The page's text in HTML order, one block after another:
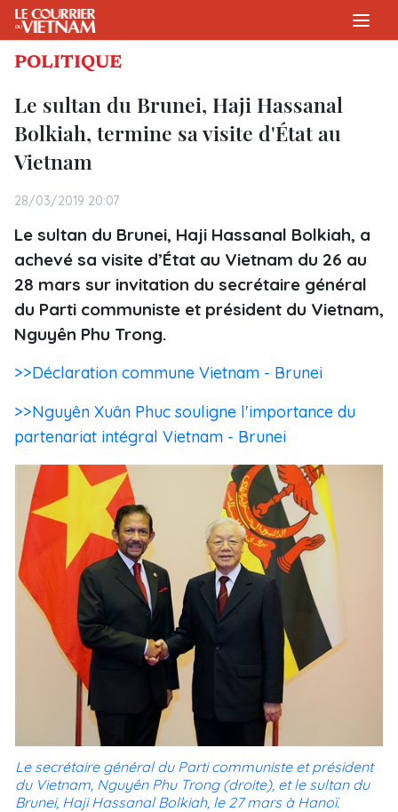
POLITIQUE
Le sultan du Brunei, Haji Hassanal
Bolkiah, termine sa visite d'État au
Vietnam
28/03/2019 20:07
Le sultan du Brunei, Haji Hassanal Bolkiah, a
achevé sa visite d’État au Vietnam du 26 au
28 mars sur invitation du secrétaire général
du Parti communiste et président du Vietnam,
Nguyên Phu Trong.
>>Déclaration commune Vietnam - Brunei
>>Nguyên Xuân Phuc souligne l'importance du
partenariat intégral Vietnam - Brunei
Le secrétaire général du Parti communiste et président
du Vietnam, Nguyên Phu Trong (droite), et le sultan du
Brunei, Haji Hassanal Bolkiah, le 27 mars à Hanoï.